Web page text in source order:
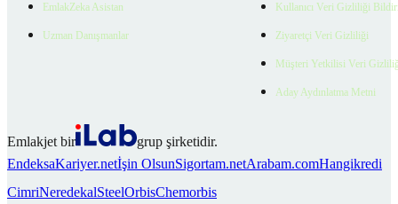
EmlakZeka Asistan
Uzman Danışmanlar
Kullanıcı Veri Gizliliği
Ziyaretçi Veri Gizliliği
Müşteri Yetkilisi Veri
Aday Aydınlatma Metni
Emlakjet bir
grup şirketidir.
EndeksaKariyer.netİşin OlsunSigortam.netArabam.comHangikredi
CimriNeredekalSteelOrbisChemorbis